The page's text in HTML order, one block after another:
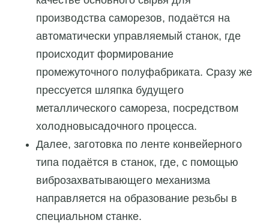
производства саморезов, подаётся на
автоматически управляемый станок, где
происходит формирование
промежуточного полуфабриката. Сразу же
прессуется шляпка будущего
металлического самореза, посредством
холодновысадочного процесса.
Далее, заготовка по ленте конвейерного
типа подаётся в станок, где, с помощью
виброзахватывающего механизма
направляется на образование резьбы в
специальном станке.